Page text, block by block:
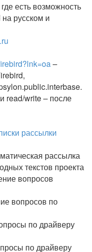
есть возможность
русском и
–
read/write – после
рассылки
рассылка
текстов проекта
вопросов
вопросов по
по драйверу
по драйверу